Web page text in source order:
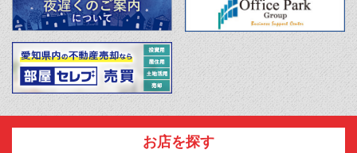
お店を探す